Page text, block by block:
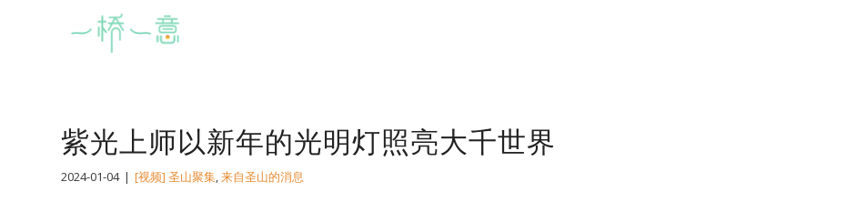
紫光上师以新年的光明灯照亮大千世界
2024-01-04 | [视频] 圣山聚集,来自圣山的消息